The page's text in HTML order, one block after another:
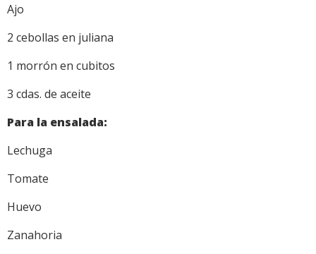
Ajo
2 cebollas en juliana
1 morrón en cubitos
3 cdas. de aceite
Para la ensalada:
Lechuga
Tomate
Huevo
Zanahoria